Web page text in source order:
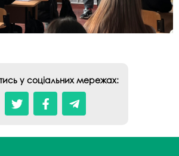
у соціальних мережах: